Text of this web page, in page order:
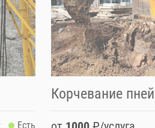
Есть
Корчевание пней